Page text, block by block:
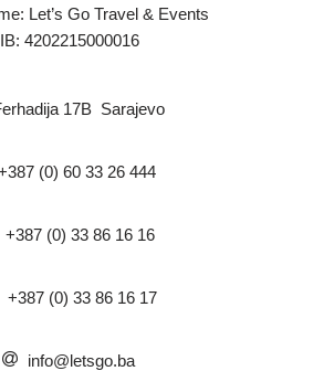
Let’s Go Travel & Events
4202215000016
17B Sarajevo
(0) 60 33 26 444
+387 (0) 33 86 16 16
+387 (0) 33 86 16 17
info@letsgo.ba